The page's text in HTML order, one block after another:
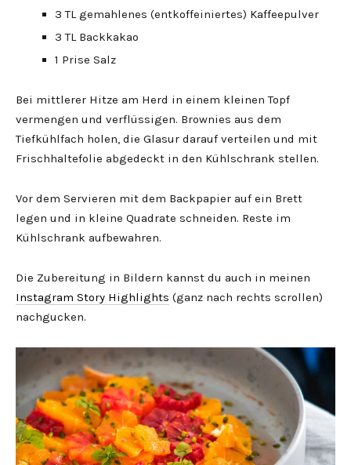
3 TL gemahlenes (entkoffeiniertes) Kaffeepulver
3 TL Backkakao
1 Prise Salz
Bei mittlerer Hitze am Herd in einem kleinen Topf
vermengen und verflüssigen. Brownies aus dem
Tiefkühlfach holen, die Glasur darauf verteilen und mit
Frischhaltefolie abgedeckt in den Kühlschrank stellen.
Vor dem Servieren mit dem Backpapier auf ein Brett
legen und in kleine Quadrate schneiden. Reste im
Kühlschrank aufbewahren.
Die Zubereitung in Bildern kannst du auch in meinen
Instagram Story Highlights (ganz nach rechts scrollen)
nachgucken.